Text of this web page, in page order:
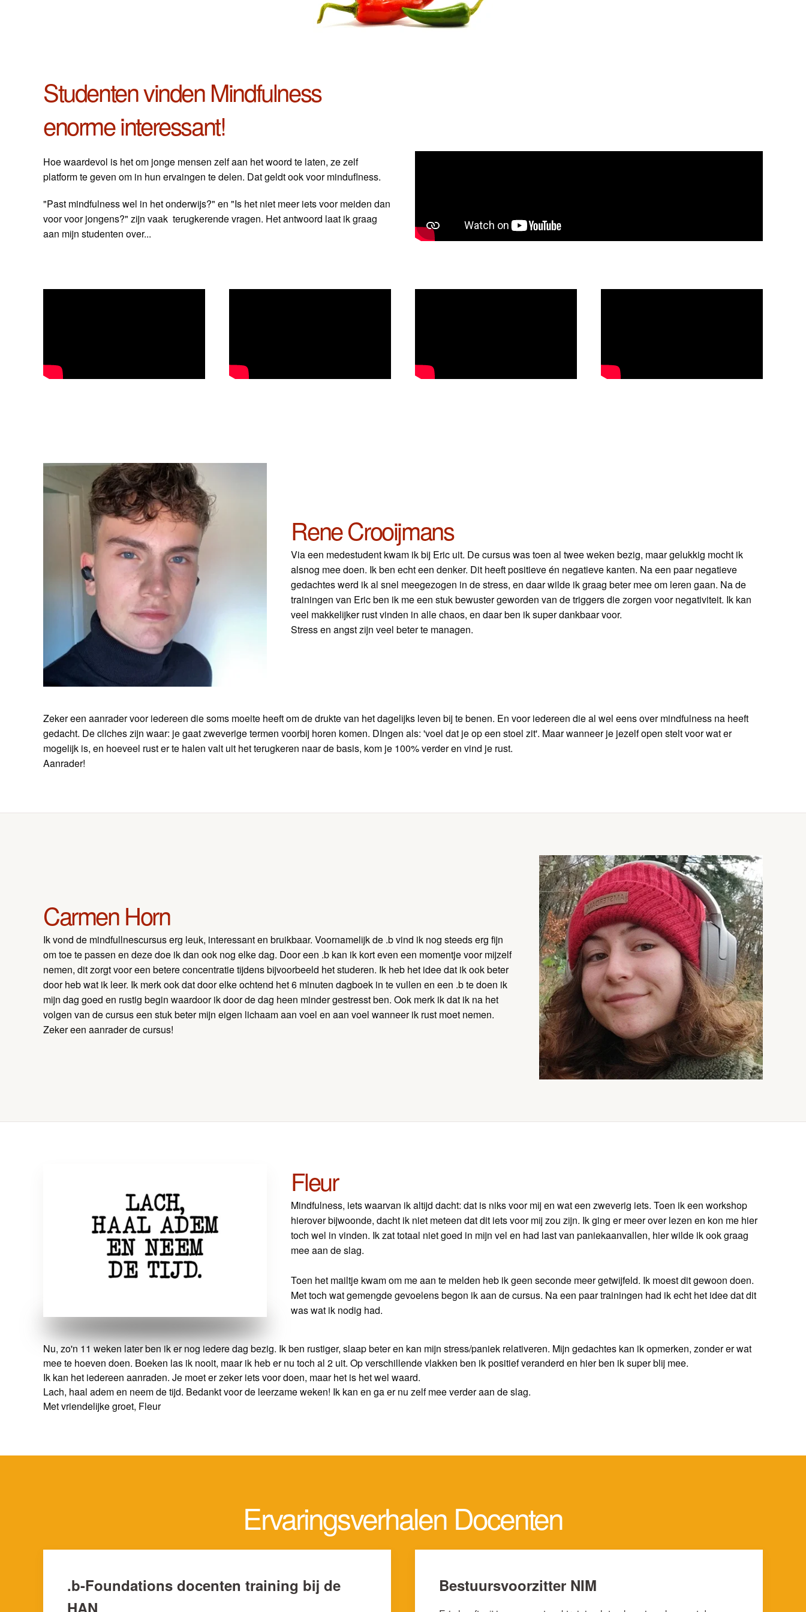
Studenten vinden Mindfulness
enorme interessant!
Hoe waardevol is het om jonge mensen zelf aan het woord te laten, ze zelf
platform te geven om in hun ervaingen te delen. Dat geldt ook voor minduflness.
"Past mindfulness wel in het onderwijs?" en "Is het niet meer iets voor meiden dan
voor voor jongens?" zijn vaak terugkerende vragen. Het antwoord laat ik graag
aan mijn studenten over...
Rene Crooijmans
Via een medestudent kwam ik bij Eric uit. De cursus was toen al twee weken bezig, maar gelukkig mocht ik
alsnog mee doen. Ik ben echt een denker. Dit heeft positieve én negatieve kanten. Na een paar negatieve
gedachtes werd ik al snel meegezogen in de stress, en daar wilde ik graag beter mee om leren gaan. Na de
trainingen van Eric ben ik me een stuk bewuster geworden van de triggers die zorgen voor negativiteit. Ik kan
veel makkelijker rust vinden in alle chaos, en daar ben ik super dankbaar voor.
Stress en angst zijn veel beter te managen.
Zeker een aanrader voor iedereen die soms moeite heeft om de drukte van het dagelijks leven bij te benen. En voor iedereen die al wel eens over mindfulness na heeft
gedacht. De cliches zijn waar: je gaat zweverige termen voorbij horen komen. DIngen als: 'voel dat je op een stoel zit'. Maar wanneer je jezelf open stelt voor wat er
mogelijk is, en hoeveel rust er te halen valt uit het terugkeren naar de basis, kom je 100% verder en vind je rust.
Aanrader!
Carmen Horn
Ik vond de mindfullnescursus erg leuk, interessant en bruikbaar. Voornamelijk de .b vind ik nog steeds erg fijn
om toe te passen en deze doe ik dan ook nog elke dag. Door een .b kan ik kort even een momentje voor mijzelf
nemen, dit zorgt voor een betere concentratie tijdens bijvoorbeeld het studeren. Ik heb het idee dat ik ook beter
door heb wat ik leer. Ik merk ook dat door elke ochtend het 6 minuten dagboek in te vullen en een .b te doen ik
mijn dag goed en rustig begin waardoor ik door de dag heen minder gestresst ben. Ook merk ik dat ik na het
volgen van de cursus een stuk beter mijn eigen lichaam aan voel en aan voel wanneer ik rust moet nemen.
Zeker een aanrader de cursus!
Fleur
Mindfulness, iets waarvan ik altijd dacht: dat is niks voor mij en wat een zweverig iets. Toen ik een workshop
hierover bijwoonde, dacht ik niet meteen dat dit iets voor mij zou zijn. Ik ging er meer over lezen en kon me hier
toch wel in vinden. Ik zat totaal niet goed in mijn vel en had last van paniekaanvallen, hier wilde ik ook graag
mee aan de slag.
Toen het mailtje kwam om me aan te melden heb ik geen seconde meer getwijfeld. Ik moest dit gewoon doen.
Met toch wat gemengde gevoelens begon ik aan de cursus. Na een paar trainingen had ik echt het idee dat dit
was wat ik nodig had.
Nu, zo'n 11 weken later ben ik er nog iedere dag bezig. Ik ben rustiger, slaap beter en kan mijn stress/paniek relativeren. Mijn gedachtes kan ik opmerken, zonder er wat
mee te hoeven doen. Boeken las ik nooit, maar ik heb er nu toch al 2 uit. Op verschillende vlakken ben ik positief veranderd en hier ben ik super blij mee.
Ik kan het iedereen aanraden. Je moet er zeker iets voor doen, maar het is het wel waard.
Lach, haal adem en neem de tijd. Bedankt voor de leerzame weken! Ik kan en ga er nu zelf mee verder aan de slag.
Met vriendelijke groet, Fleur
Ervaringsverhalen Docenten
.b-Foundations docenten training bij de
HAN
Bestuursvoorzitter NIM